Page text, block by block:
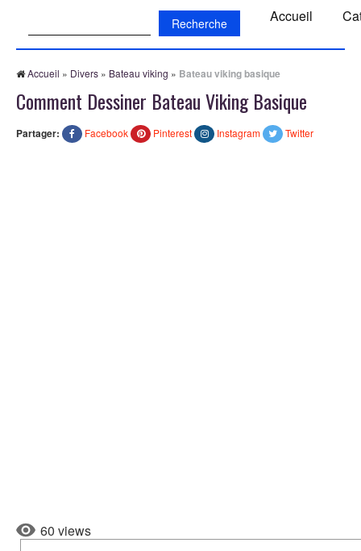
Accueil
Accueil » Divers » Bateau viking » Bateau viking basique
Comment Dessiner Bateau Viking Basique
Partager: Facebook Pinterest Instagram Twitter
60 views